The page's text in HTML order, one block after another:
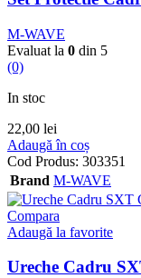
M-WAVE
Evaluat la 0 din 5
(0)
In stoc
22,00 lei
Adaugă în coș
Cod Produs: 303351
Brand M-WAVE
Compara
Adaugă la favorite
Ureche Cadru